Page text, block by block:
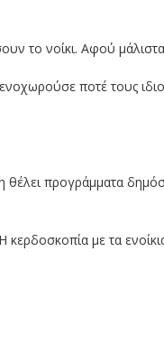
το νοίκι. Αφού
ποτέ τους
θέλει προγράμματα
με τα ενοίκια